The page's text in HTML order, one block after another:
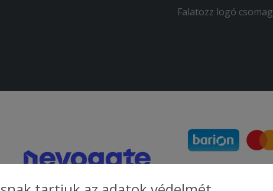
Falatozz logó csomag